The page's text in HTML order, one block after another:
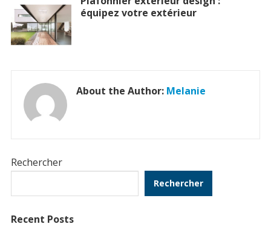
équipez votre extérieur
About the Author: Melanie
Rechercher
Rechercher
Recent Posts